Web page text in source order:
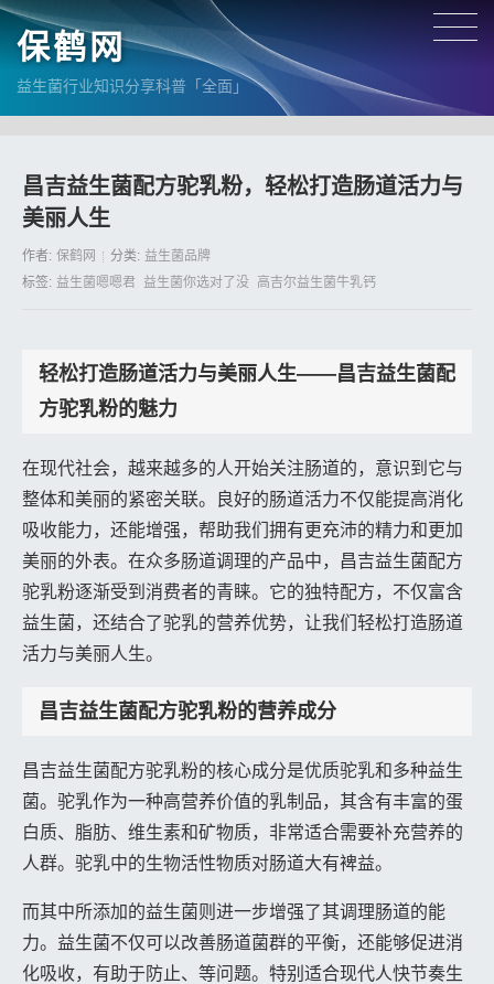
保鹤网
益生菌行业知识分享科普「全面」
昌吉益生菌配方驼乳粉，轻松打造肠道活力与
美丽人生
作者: 保鹤网 分类: 益生菌品牌
标签: 益生菌嗯嗯君 益生菌你选对了没 高吉尔益生菌牛乳钙
轻松打造肠道活力与美丽人生——昌吉益生菌配
方驼乳粉的魅力
在现代社会，越来越多的人开始关注肠道的，意识到它与
整体和美丽的紧密关联。良好的肠道活力不仅能提高消化
吸收能力，还能增强，帮助我们拥有更充沛的精力和更加
美丽的外表。在众多肠道调理的产品中，昌吉益生菌配方
驼乳粉逐渐受到消费者的青睐。它的独特配方，不仅富含
益生菌，还结合了驼乳的营养优势，让我们轻松打造肠道
活力与美丽人生。
昌吉益生菌配方驼乳粉的营养成分
昌吉益生菌配方驼乳粉的核心成分是优质驼乳和多种益生
菌。驼乳作为一种高营养价值的乳制品，其含有丰富的蛋
白质、脂肪、维生素和矿物质，非常适合需要补充营养的
人群。驼乳中的生物活性物质对肠道大有裨益。
而其中所添加的益生菌则进一步增强了其调理肠道的能
力。益生菌不仅可以改善肠道菌群的平衡，还能够促进消
化吸收，有助于防止、等问题。特别适合现代人快节奏生